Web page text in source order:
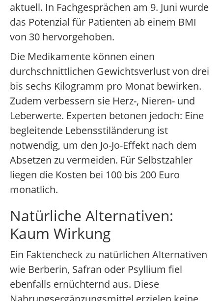
aktuell. In Fachgesprächen am 9. Juni wurde
das Potenzial für Patienten ab einem BMI
von 30 hervorgehoben.
Die Medikamente können einen
durchschnittlichen Gewichtsverlust von drei
bis sechs Kilogramm pro Monat bewirken.
Zudem verbessern sie Herz-, Nieren- und
Leberwerte. Experten betonen jedoch: Eine
begleitende Lebensstiländerung ist
notwendig, um den Jo-Jo-Effekt nach dem
Absetzen zu vermeiden. Für Selbstzahler
liegen die Kosten bei 100 bis 200 Euro
monatlich.
Natürliche Alternativen:
Kaum Wirkung
Ein Faktencheck zu natürlichen Alternativen
wie Berberin, Safran oder Psyllium fiel
ebenfalls ernüchternd aus. Diese